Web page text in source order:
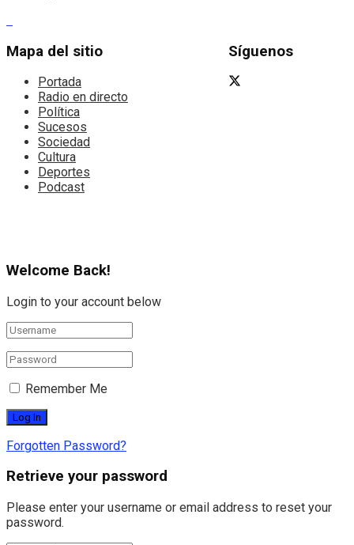
Mapa del sitio
Portada
Radio en directo
Política
Sucesos
Sociedad
Cultura
Deportes
Podcast
Síguenos
Welcome Back!
Login to your account below
Remember Me
Forgotten Password?
Retrieve your password
Please enter your username or email address to reset your
password.